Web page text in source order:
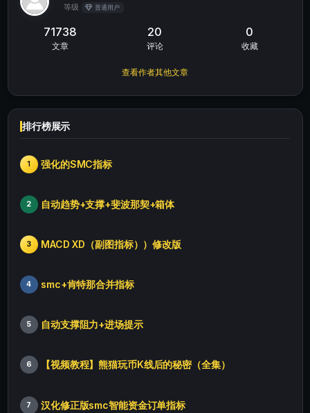
等级 普通用户
71738
文章
20
评论
0
收藏
查看作者其他文章
排行榜展示
1 强化的SMC指标
2 自动趋势+支撑+斐波那契+箱体
3 MACD XD（副图指标））修改版
4 smc+肯特那合并指标
5 自动支撑阻力+进场提示
6 【视频教程】熊猫玩币K线后的秘密（全集）
7 汉化修正版smc智能资金订单指标